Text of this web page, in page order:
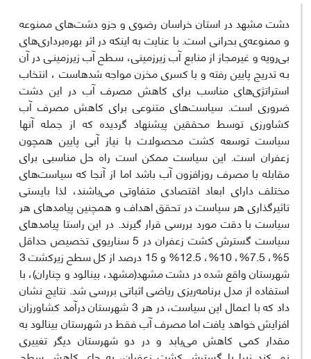
دشت مشهد در استان خراسان رضوی و جزو دشت‌های ممنوعه
و ممنوعه‌ی بحرانی است. با عنایت به اینکه در اثر بهره‌برداری‌های
بی‌رویه و غیرمجاز از منابع آب زیرزمینی، سـطح آب زیرزمینـی در آن
بـه تدریج پایین رفته و با کسری مخزن مواجه شدهاست ، انتخاب
استراتژی‌های مناسب برای کاهش مصرف آب در این دشت
ضروری است. سیاست‌های متنوعی برای کاهش مصرف آب
کشاورزی توسط محققین پیشنهاد گردیده که از جمله آنها
سیاست توسعه کشت محصولات با نیاز آبی پایین همچون
زعفران است. این سیاست ممکن است راه حل مناسبی برای
مقابله با مصرف روزافزون آب باشد اما از آنجا که سیاست‌های
مختلف دارای ابعاد اقتصادی متفاوتی می‌باشند، لذا بایستی
تاثیرگذاری هر سیاست در تحقق اهداف و همچنین پیامدهای هر
سیاست با دقت مورد بررسی قرار گیرند. در این راستا پیامدهای
سیاست گسترش کشت زعفران در 5 سناریوی تخصیص حداقل
5%، 7.5%، 10%، 12.5% و 15 درصد از کل سطح زیرکشت 3
شهرستان واقع شده در دشت مشهد(مشهد، بینالود و چناران)، با
استفاده از مدل برنامه‌ریزی ریاضی اثباتی بررسی شد. نتایج نشان
داد که با اعمال این سیاست، در هر 3 شهرستان درآمد کشاورزان
افزایش خواهد یافت اما مصرف آب فقط در شهرستان بینالود به
مقدار کمی کاهش می‌یابد و در دو شهرستان دیگر تغییری